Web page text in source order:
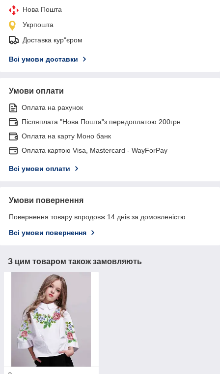
Нова Пошта
Укрпошта
Доставка кур"єром
Всі умови доставки
Умови оплати
Оплата на рахунок
Післяплата "Нова Пошта"з передоплатою 200грн
Оплата на карту Моно банк
Оплата картою Visa, Mastercard - WayForPay
Всі умови оплати
Умови повернення
Повернення товару впродовж 14 днів за домовленістю
Всі умови повернення
З цим товаром також замовляють